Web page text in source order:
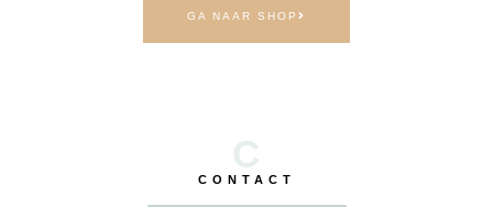
GA NAAR SHOP
C
CONTACT